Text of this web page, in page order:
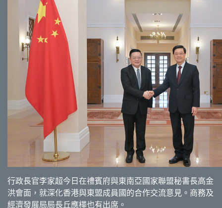
行政長官李家超今日在禮賓府與東南亞國家聯盟秘書長高金
洪會面，就深化香港與東盟成員國的合作交流意見。商務及
經濟發展局局長丘應樺也有出席。